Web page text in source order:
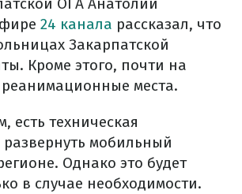
ОГА Анатолий
24 канала рассказал, что
Закарпатской
Кроме этого, почти на
реанимационные места.
есть техническая
мобильный
Однако это будет
в случае необходимости.